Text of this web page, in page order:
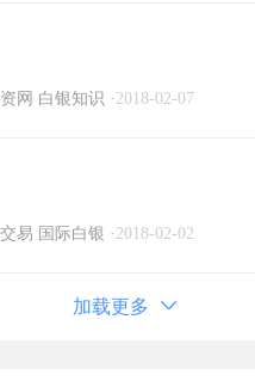
网 白银知识 · 2018-02-07
易 国际白银 · 2018-02-02
加载更多